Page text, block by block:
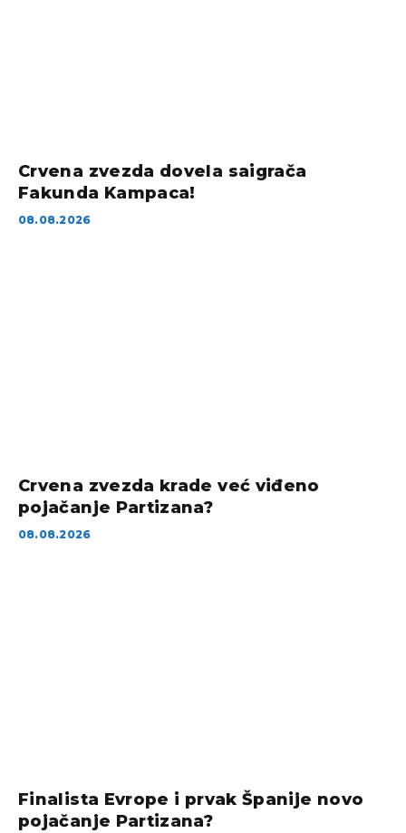
Crvena zvezda dovela saigrača
Fakunda Kampaca!
08.08.2026
Crvena zvezda krade već viđeno
pojačanje Partizana?
08.08.2026
Finalista Evrope i prvak Španije novo
pojačanje Partizana?